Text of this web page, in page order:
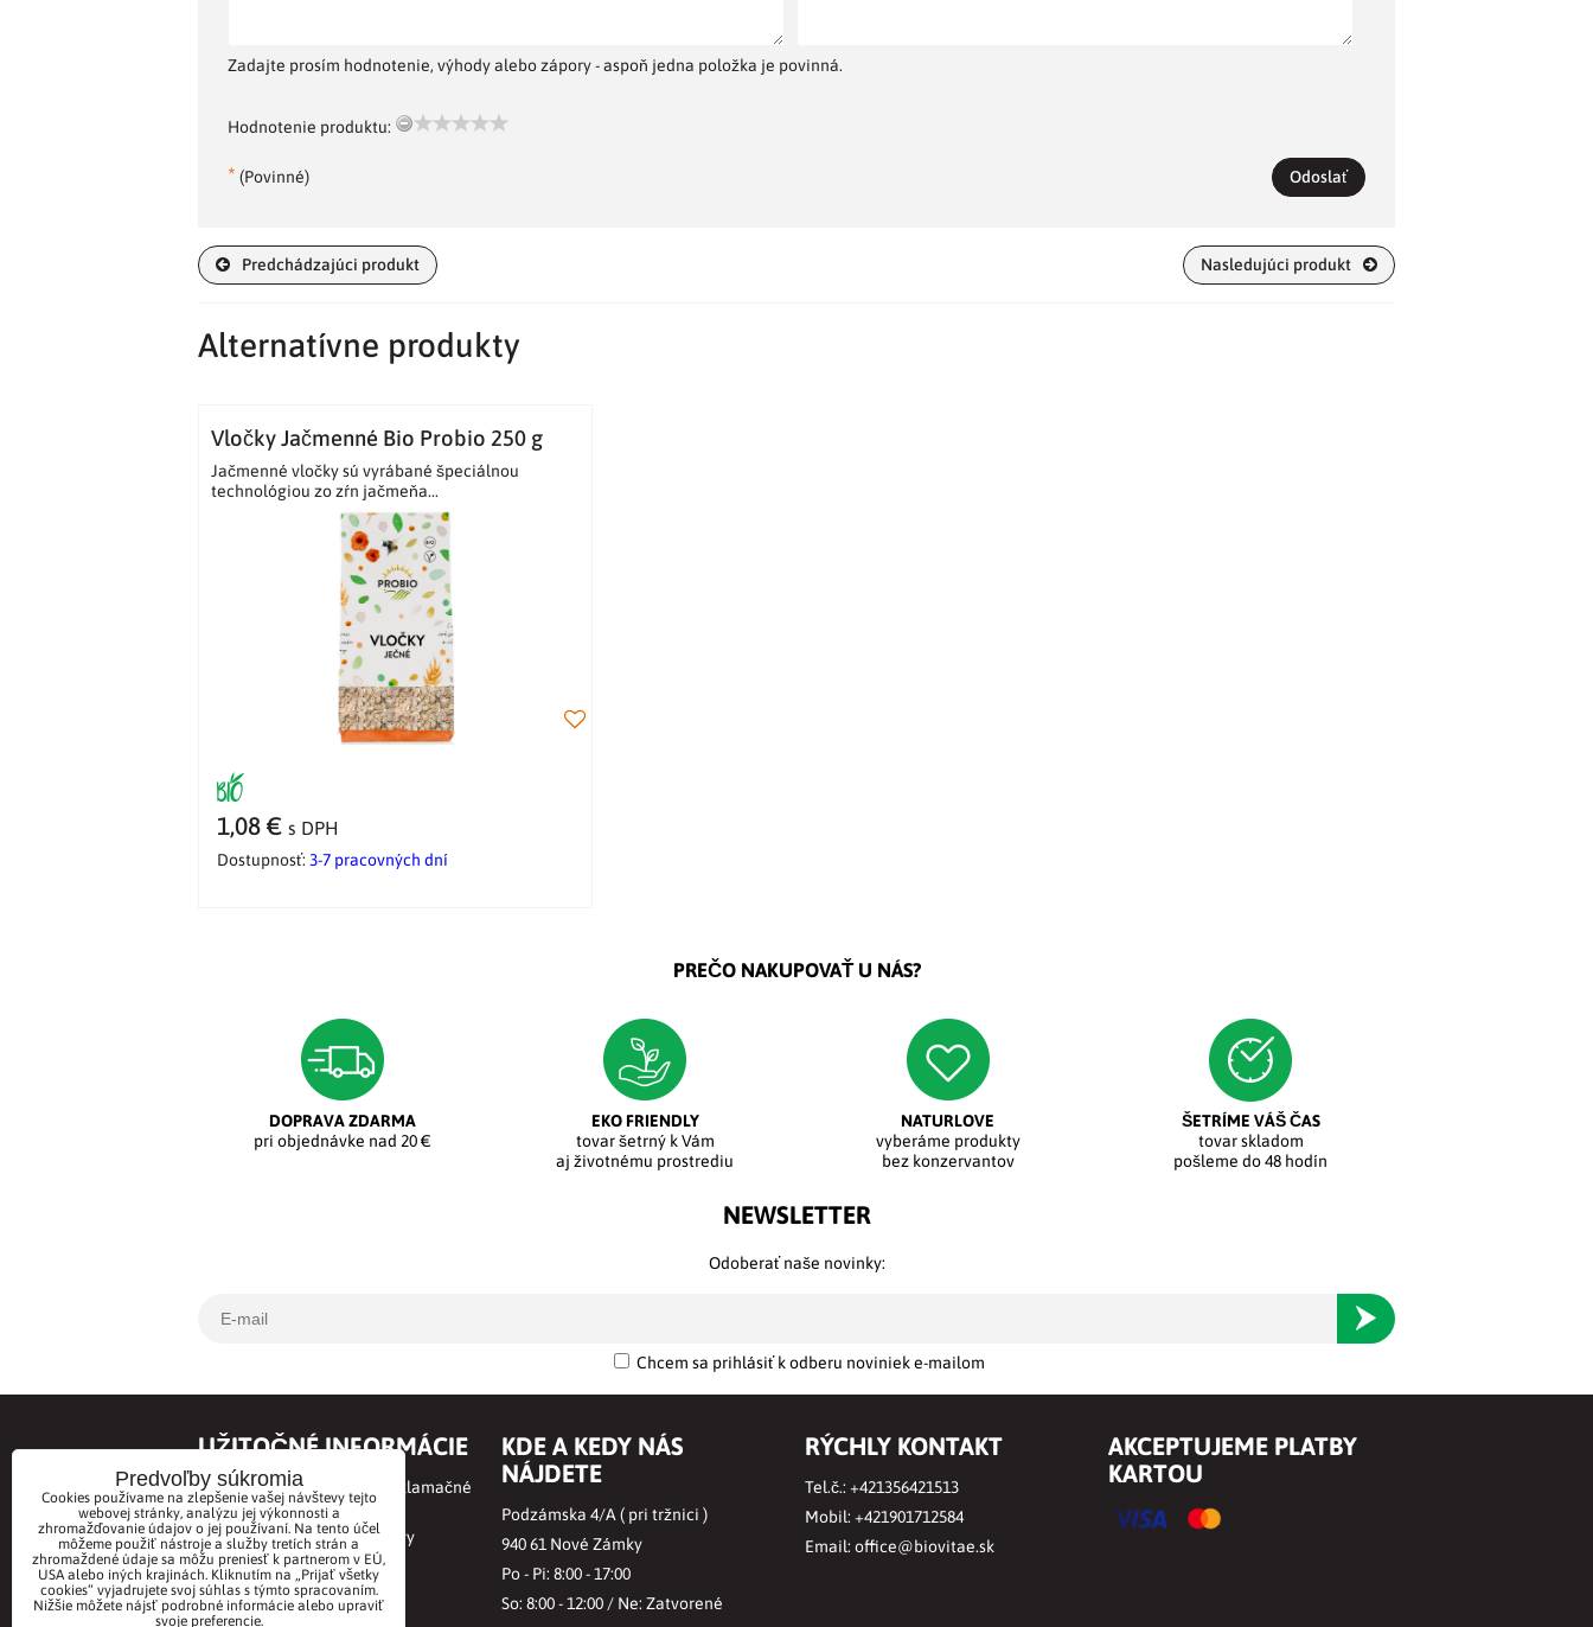
Zadajte prosím hodnotenie, výhody alebo zápory - aspoň jedna položka je povinná.
Hodnotenie produktu:
* (Povinné) Odoslať
Predchádzajúci produkt Nasledujúci produkt
Alternatívne produkty
Vločky Jačmenné Bio Probio 250 g
Jačmenné vločky sú vyrábané špeciálnou
technológiou zo zŕn jačmeňa...
1,08 € s DPH
Dostupnosť: 3-7 pracovných dní
PREČO NAKUPOVAŤ U NÁS?
DOPRAVA ZDARMA
pri objednávke nad 20 €
EKO FRIENDLY
tovar šetrný k Vám
aj životnému prostrediu
NATURLOVE
vyberáme produkty
bez konzervantov
ŠETRÍME VÁŠ ČAS
tovar skladom
pošleme do 48 hodín
NEWSLETTER
Odoberať naše novinky:
Odoberať
Chcem sa prihlásiť k odberu noviniek e-mailom
UŽITOČNÉ INFORMÁCIE
Obchodné podmienky a Reklamačné
podmienky
Online odstúpenie od zmluvy
Ochrana osobných údajov
BioVitae príbeh
KDE A KEDY NÁS
NÁJDETE
Podzámska 4/A ( pri tržnici )
940 61 Nové Zámky
Po - Pi: 8:00 - 17:00
So: 8:00 - 12:00 / Ne: Zatvorené
RÝCHLY KONTAKT
Tel.č.: +421356421513
Mobil: +421901712584
Email: office@biovitae.sk
AKCEPTUJEME PLATBY
KARTOU
Predvoľby súkromia
Cookies používame na zlepšenie vašej návštevy tejto
webovej stránky, analýzu jej výkonnosti a
zhromažďovanie údajov o jej používaní. Na tento účel
môžeme použiť nástroje a služby tretích strán a
zhromaždené údaje sa môžu preniesť k partnerom v EÚ,
USA alebo iných krajinách. Kliknutím na „Prijať všetky
cookies“ vyjadrujete svoj súhlas s týmto spracovaním.
Nižšie môžete nájsť podrobné informácie alebo upraviť
svoje preferencie.